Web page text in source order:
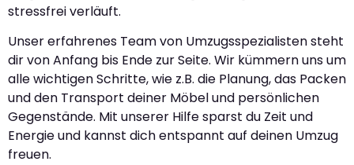
stressfrei verläuft.
Unser erfahrenes Team von Umzugsspezialisten steht
dir von Anfang bis Ende zur Seite. Wir kümmern uns um
alle wichtigen Schritte, wie z.B. die Planung, das Packen
und den Transport deiner Möbel und persönlichen
Gegenstände. Mit unserer Hilfe sparst du Zeit und
Energie und kannst dich entspannt auf deinen Umzug
freuen.